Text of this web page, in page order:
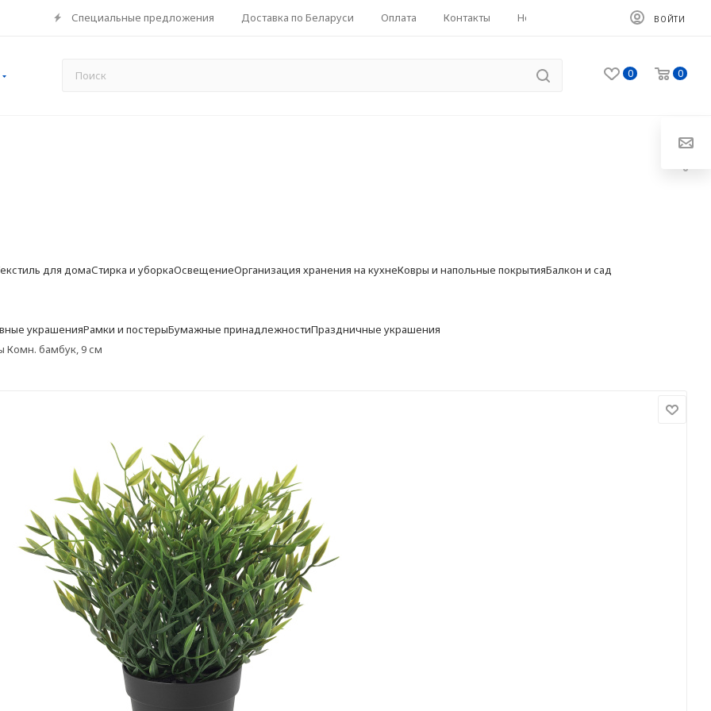
Специальные предложения Доставка по Беларуси Оплата Контакты HoReCa ВОЙТИ
0 0
для домаСтирка и уборкаОсвещениеОрганизация хранения на кухнеКовры и напольные покрытияБалкон и сад
украшенияРамки и постерыБумажные принадлежностиПраздничные украшения
Комн. бамбук, 9 см